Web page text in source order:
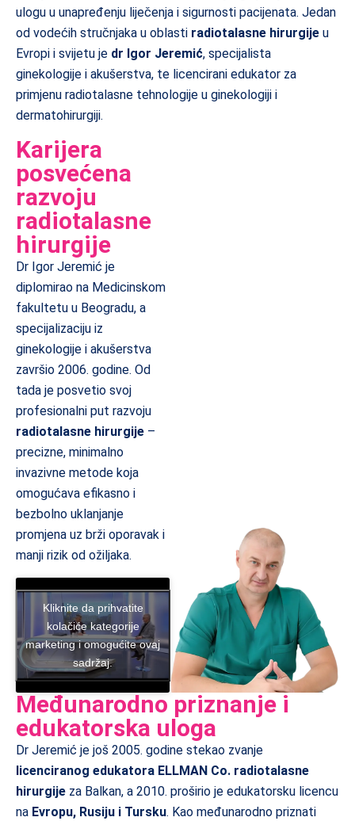
ulogu u unapređenju liječenja i sigurnosti pacijenata. Jedan
od vodećih stručnjaka u oblasti radiotalasne hirurgije u
Evropi i svijetu je dr Igor Jeremić, specijalista
ginekologije i akušerstva, te licencirani edukator za
primjenu radiotalasne tehnologije u ginekologiji i
dermatohirurgiji.
Karijera
posvećena
razvoju
radiotalasne
hirurgije
Dr Igor Jeremić je
diplomirao na Medicinskom
fakultetu u Beogradu, a
specijalizaciju iz
ginekologije i akušerstva
završio 2006. godine. Od
tada je posvetio svoj
profesionalni put razvoju
radiotalasne hirurgije –
precizne, minimalno
invazivne metode koja
omogućava efikasno i
bezbolno uklanjanje
promjena uz brži oporavak i
manji rizik od ožiljaka.
Kliknite da prihvatite
kolačiće kategorije
marketing i omogućite ovaj
sadržaj.
Međunarodno priznanje i
edukatorska uloga
Dr Jeremić je još 2005. godine stekao zvanje
licenciranog edukatora ELLMAN Co. radiotalasne
hirurgije za Balkan, a 2010. proširio je edukatorsku licencu
na Evropu, Rusiju i Tursku. Kao međunarodno priznati